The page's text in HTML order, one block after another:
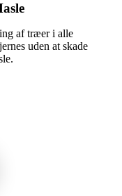
af træer i alle
uden at skade